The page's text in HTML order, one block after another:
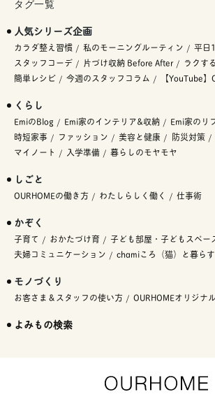
タグ一覧
人気シリーズ企画
カラダ整え習慣 私のモーニングルーティン
平日
スタッフコーデ
片づけ収納 Before After
ラクす
簡単レシピ
今週のスタッフコラム 【YouTube
くらし
EmiのBlog Emi家のインテリア&収納 Emi家のリ
時短家事
ファッション 美容と健康 防災対策
マイノート
入学準備 暮らしのモヤモヤ
しごと
OURHOMEの働き方 わたしらしく働く 仕事術
かぞく
子育て おかたづけ育 子ども部屋・子どもスペー
夫婦コミュニケーション
chamiころ（猫）と暮らす
モノづくり
お客さま＆スタッフの使い方 OURHOMEオリジナ
よみもの検索